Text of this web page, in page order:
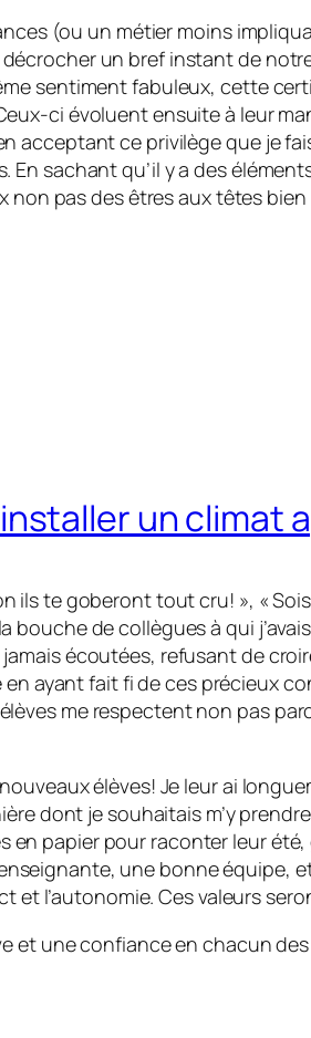
(ou un métier moins
un bref instant de
sentiment fabuleux, cette
ci évoluent ensuite à leur
acceptant ce privilège que je
En sachant qu’il y a des
non pas des êtres aux têtes
un climat
ils te goberont tout cru! », «
bouche de collègues à qui
écoutées, refusant de
en ayant fait fi de ces précieux
me respectent non pas
élèves! Je leur ai
dont je souhaitais m’y
en papier pour raconter leur
une bonne équipe,
et l’autonomie. Ces valeurs
et une confiance en chacun